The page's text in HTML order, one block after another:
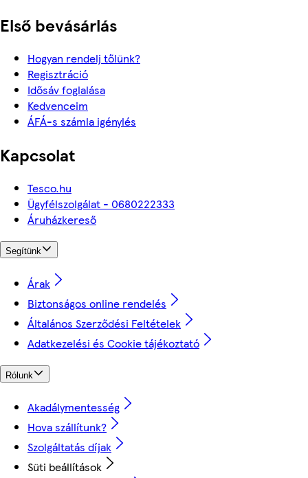
Első bevásárlás
Hogyan rendelj tőlünk?
Regisztráció
Idősáv foglalása
Kedvenceim
ÁFÁ-s számla igénylés
Kapcsolat
Tesco.hu
Ügyfélszolgálat - 0680222333
Áruházkereső
Segítünk
Árak
Biztonságos online rendelés
Általános Szerződési Feltételek
Adatkezelési és Cookie tájékoztató
Rólunk
Akadálymentesség
Hova szállítunk?
Szolgáltatás díjak
Süti beállítások